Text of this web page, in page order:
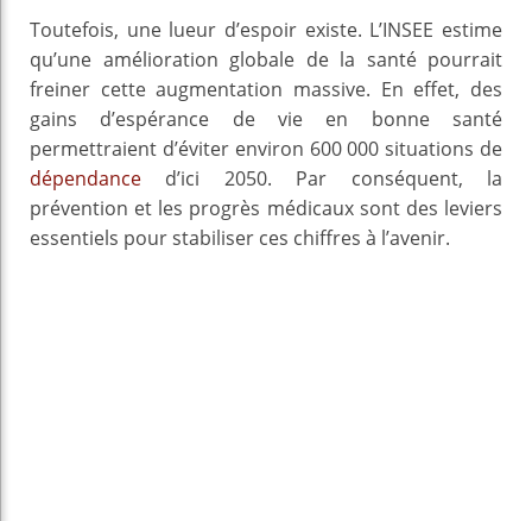
Toutefois, une lueur d’espoir existe. L’INSEE estime
qu’une amélioration globale de la santé pourrait
freiner cette augmentation massive. En effet, des
gains d’espérance de vie en bonne santé
permettraient d’éviter environ 600 000 situations de
dépendance d’ici 2050. Par conséquent, la
prévention et les progrès médicaux sont des leviers
essentiels pour stabiliser ces chiffres à l’avenir.